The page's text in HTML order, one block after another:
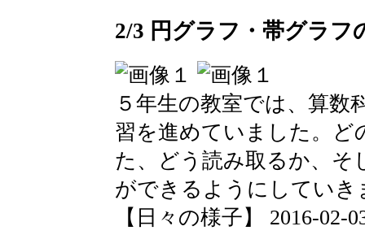
2/3 円グラフ・帯グラフ
５年生の教室では、算数
習を進めていました。
た、どう読み取るか、そ
ができるようにしていき
【日々の様子】 2016-02-